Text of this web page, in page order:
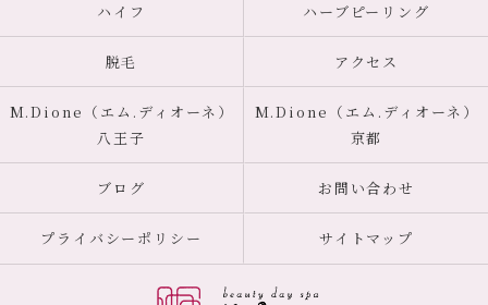
ハイフ ハーブピーリング
脱毛 アクセス
M.Dione（エム.ディオーネ）
八王子
M.Dione（エム.ディオーネ）
京都
ブログ お問い合わせ
プライバシーポリシー サイトマップ